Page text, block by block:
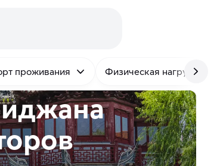
проживания Физическая нагрузка